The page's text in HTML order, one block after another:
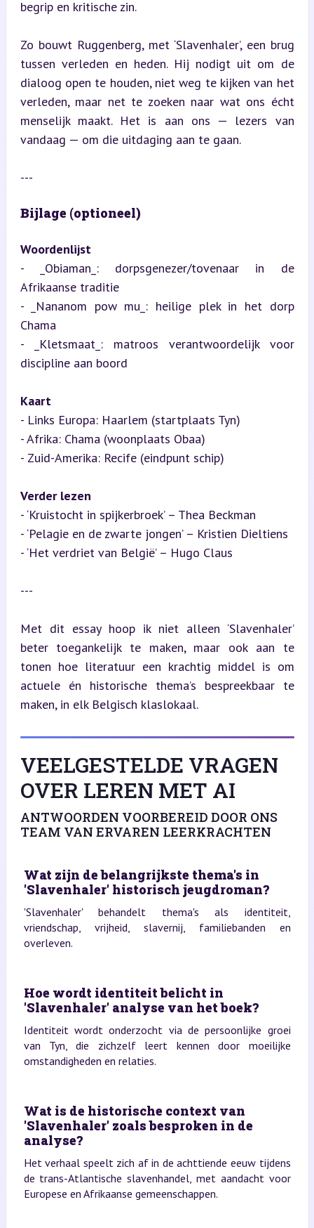
begrip en kritische zin.
Zo bouwt Ruggenberg, met ‘Slavenhaler’, een brug
tussen verleden en heden. Hij nodigt uit om de
dialoog open te houden, niet weg te kijken van het
verleden, maar net te zoeken naar wat ons écht
menselijk maakt. Het is aan ons — lezers van
vandaag — om die uitdaging aan te gaan.
---
Bijlage (optioneel)
Woordenlijst
- _Obiaman_: dorpsgenezer/tovenaar in de
Afrikaanse traditie
- _Nananom pow mu_: heilige plek in het dorp
Chama
- _Kletsmaat_: matroos verantwoordelijk voor
discipline aan boord
Kaart
- Links Europa: Haarlem (startplaats Tyn)
- Afrika: Chama (woonplaats Obaa)
- Zuid-Amerika: Recife (eindpunt schip)
Verder lezen
- ‘Kruistocht in spijkerbroek’ – Thea Beckman
- ‘Pelagie en de zwarte jongen’ – Kristien Dieltiens
- ‘Het verdriet van België’ – Hugo Claus
---
Met dit essay hoop ik niet alleen ‘Slavenhaler’
beter toegankelijk te maken, maar ook aan te
tonen hoe literatuur een krachtig middel is om
actuele én historische thema’s bespreekbaar te
maken, in elk Belgisch klaslokaal.
VEELGESTELDE VRAGEN
OVER LEREN MET AI
ANTWOORDEN VOORBEREID DOOR ONS
TEAM VAN ERVAREN LEERKRACHTEN
Wat zijn de belangrijkste thema's in
'Slavenhaler' historisch jeugdroman?
'Slavenhaler' behandelt thema's als identiteit,
vriendschap, vrijheid, slavernij, familiebanden en
overleven.
Hoe wordt identiteit belicht in
'Slavenhaler' analyse van het boek?
Identiteit wordt onderzocht via de persoonlijke groei
van Tyn, die zichzelf leert kennen door moeilijke
omstandigheden en relaties.
Wat is de historische context van
'Slavenhaler' zoals besproken in de
analyse?
Het verhaal speelt zich af in de achttiende eeuw tijdens
de trans-Atlantische slavenhandel, met aandacht voor
Europese en Afrikaanse gemeenschappen.